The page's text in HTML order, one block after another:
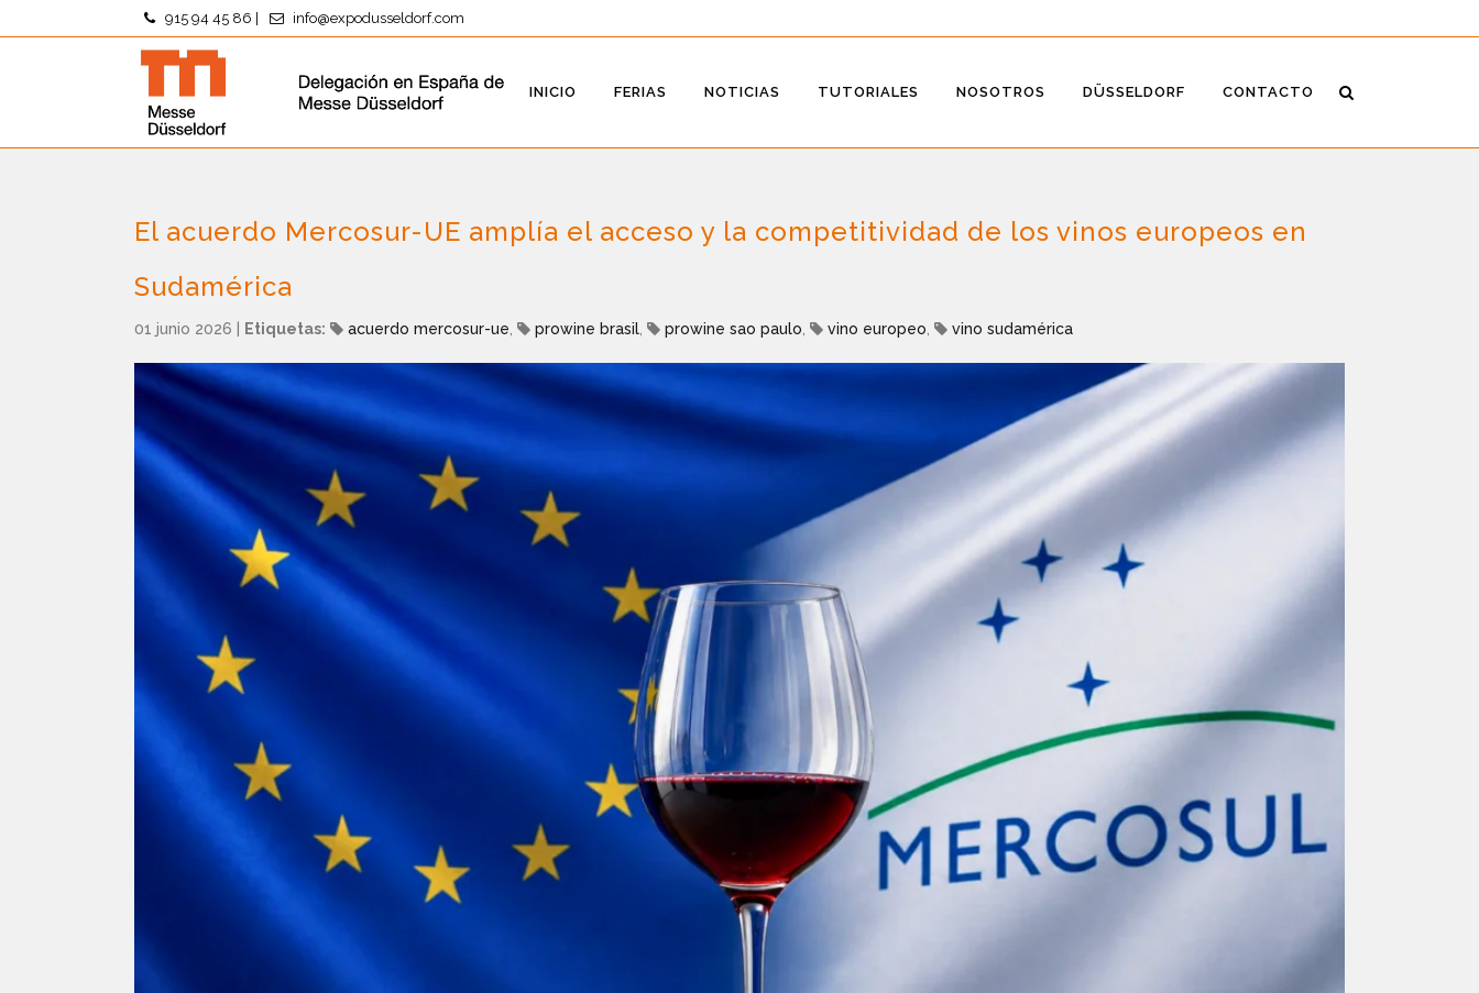
915 94 45 86 info@expodusseldorf.com
INICIO FERIAS NOTICIAS TUTORIALES NOSOTROS DÜSSELDORF CONTACTO
El acuerdo Mercosur-UE amplía el acceso y la competitividad de los vinos europeos en
Sudamérica
01 junio 2026 Etiquetas: acuerdo mercosur-ue prowine brasil prowine sao paulo vino europeo vino sudamérica